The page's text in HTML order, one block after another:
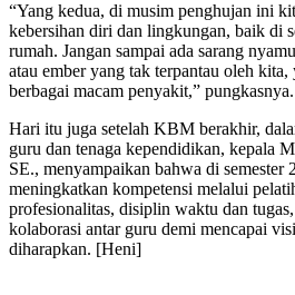
“Yang kedua, di musim penghujan ini
kebersihan diri dan lingkungan, baik di
rumah. Jangan sampai ada sarang
atau ember yang tak terpantau oleh kita,
berbagai macam penyakit,” pungkasnya.
Hari itu juga setelah KBM berakhir,
guru dan tenaga kependidikan, kepala
SE., menyampaikan bahwa di semester
meningkatkan kompetensi melalui
profesionalitas, disiplin waktu dan
kolaborasi antar guru demi mencapai
diharapkan. [Heni]